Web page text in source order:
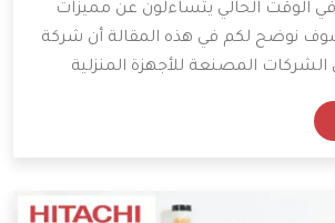
في الوقت الحالي يتساءلون عن مميزات
نوضح لكم في هذه المقالة أن شركة
المصنعة للأجهزة المنزلية
العالم، وأكثر ما يميز هذه الشركة
أحدث الخامات والمعدات لصيانة